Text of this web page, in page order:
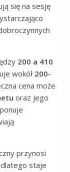
się na sesję
200 a 410
wokół 200-
cena może
oraz jego
przynosi
staje